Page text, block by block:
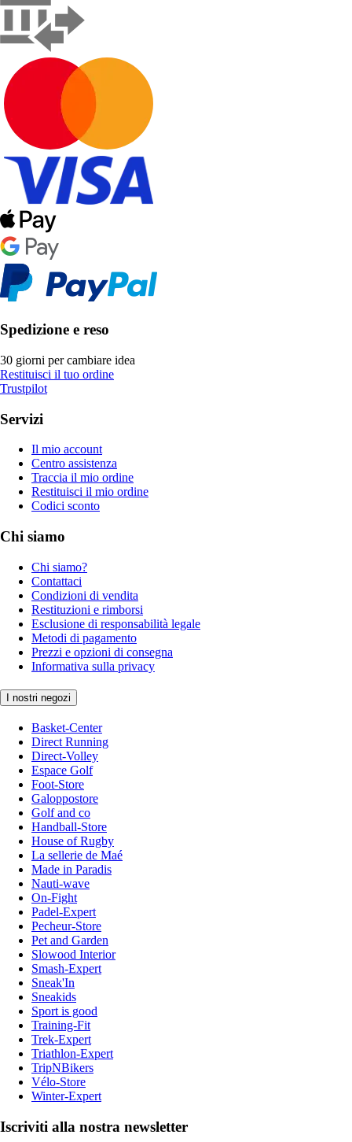
Spedizione e reso
30 giorni per cambiare idea
Restituisci il tuo ordine
Trustpilot
Servizi
Il mio account
Centro assistenza
Traccia il mio ordine
Restituisci il mio ordine
Codici sconto
Chi siamo
Chi siamo?
Contattaci
Condizioni di vendita
Restituzioni e rimborsi
Esclusione di responsabilità legale
Metodi di pagamento
Prezzi e opzioni di consegna
Informativa sulla privacy
I nostri negozi
Basket-Center
Direct Running
Direct-Volley
Espace Golf
Foot-Store
Galoppostore
Golf and co
Handball-Store
House of Rugby
La sellerie de Maé
Made in Paradis
Nauti-wave
On-Fight
Padel-Expert
Pecheur-Store
Pet and Garden
Slowood Interior
Smash-Expert
Sneak'In
Sneakids
Sport is good
Training-Fit
Trek-Expert
Triathlon-Expert
TripNBikers
Vélo-Store
Winter-Expert
Iscriviti alla nostra newsletter